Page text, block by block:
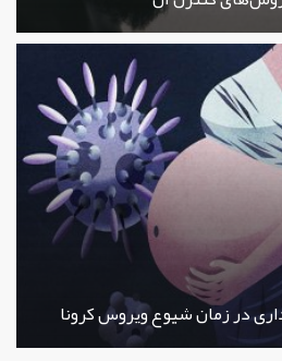
در زمان شیوع ویروس کرونا